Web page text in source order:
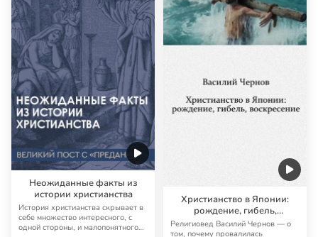
Неожиданные факты из
истории христианства
История христианства скрывает в
себе множество интересного, с
одной стороны, и малопонятного
Христианство в Японии:
рождение, гибель,
воскресение
Религиовед Василий Чернов — о
том, почему провалилась